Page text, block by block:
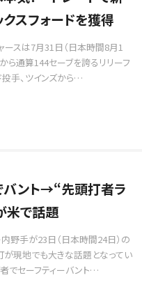
スフォードを獲得
スは7月31日（日本時間8月1
ら通算144セーブを誇るリリーフ
投手、ツインズから…
ント→“先頭打者ラ
米で話題
内野手が23日（日本時間24日）の
現地でも大きな話題となってい
でセーフティーバント…